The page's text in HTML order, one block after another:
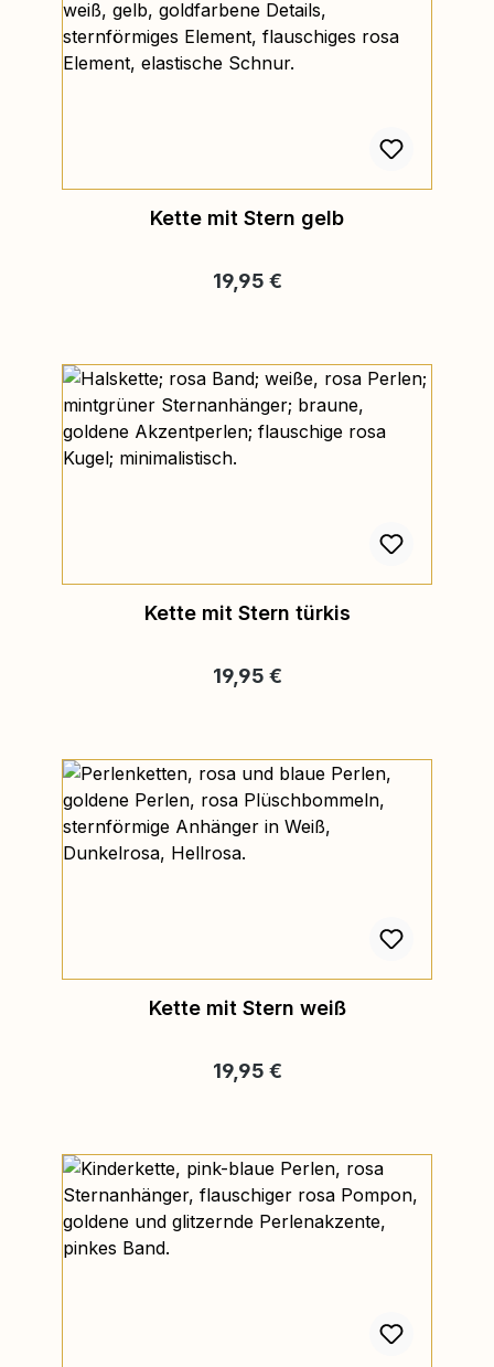
Kette mit Stern gelb
Regulärer Preis:
19,95 €
Kette mit Stern türkis
Regulärer Preis:
19,95 €
Kette mit Stern weiß
Regulärer Preis:
19,95 €